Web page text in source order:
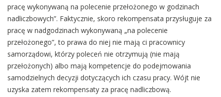
pracę wykonywaną na polecenie przełożonego w godzinach
nadliczbowych”. Faktycznie, skoro rekompensata przysługuje za
pracę w nadgodzinach wykonywaną „na polecenie
przełożonego”, to prawa do niej nie mają ci pracownicy
samorządowi, którzy poleceń nie otrzymują (nie mają
przełożonych) albo mają kompetencje do podejmowania
samodzielnych decyzji dotyczących ich czasu pracy. Wójt nie
uzyska zatem rekompensaty za pracę nadliczbową.